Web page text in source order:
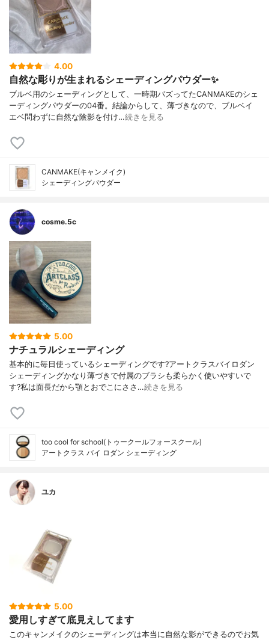
4.00
自然な彫りが生まれるシェーディングパウダー✨
ブルベ用のシェーディングとして、一時期バズってたCANMAKEのシェ
ーディングパウダーの04番。結論からして、薄づきなので、ブルベイ
エベ問わずに自然な陰影を付け…続きを見る
CANMAKE(キャンメイク)
シェーディングパウダー
cosme.5c
5.00
ナチュラルシェーディング
基本的に毎日使っているシェーディングです?アートクラスバイロダン
シェーディングかなり薄づきで付属のブラシも柔らかく使いやすいで
す?私は面長だから顎とおでこにささ…続きを見る
too cool for school(トゥークールフォースクール)
アートクラス バイ ロダン シェーディング
ユカ
5.00
愛用しすぎて底見えしてます
このキャンメイクのシェーディングは本当に自然な影ができるのでお気